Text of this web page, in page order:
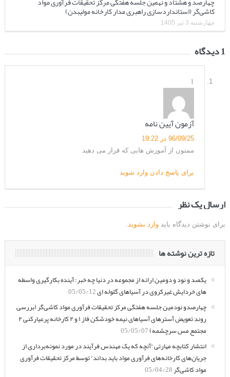
کاشی‌گر (استانداردسازی راهبری مدار کارخانه مولیبدن)
چهارشنبه 3 تیر 1405
1 دیدگاه
1
آزمون آیین نامه
96/09/25 در 19:22
ممنون از آموزش هایی که قرار می دهید
برای پاسخ دادن وارد شوید
ارسال یک نظر
برای نوشتن دیدگاه باید وارد بشوید
تازه ترین نوشته ها
یکصد و نود و دومین ارائه از مجموعه در دنیا چه خبر: آینده بکارگیری واسطه
های خردایش غیرکروی در آسیاهای گلوله ای05/05/12
چهارصدو نودمین جلسه هفتگی مرکز تحقیقات فرآوری مواد کاشی‌گر (بررسی
روند تعویض آسترهای آسیاهای نیمه خودشکن فاز ۱ و ۲ کارخانه پرعیارکنی ۲
مجتمع مس سرچشمه)05/05/07
انتشار کتابچه مهارتی “آنچه که یک مهندس فرآیند در مورد نمونه‌برداری از
جریان‌های کارخانه‌های فرآوری مواد باید بداند” توسط مرکز تحقیقات فرآوری
مواد کاشی‌گر05/04/28